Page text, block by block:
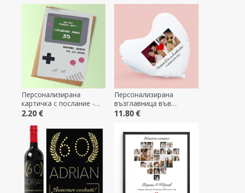
Персонализирана
картичка с послание -
Gameboy
2.20 €
Персонализирана
възглавница във
формата на сърце с 2
11.80 €